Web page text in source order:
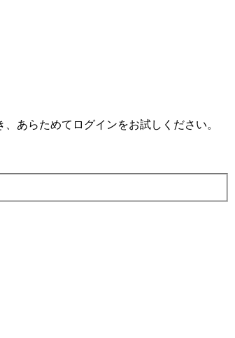
あらためてログインをお試しください。